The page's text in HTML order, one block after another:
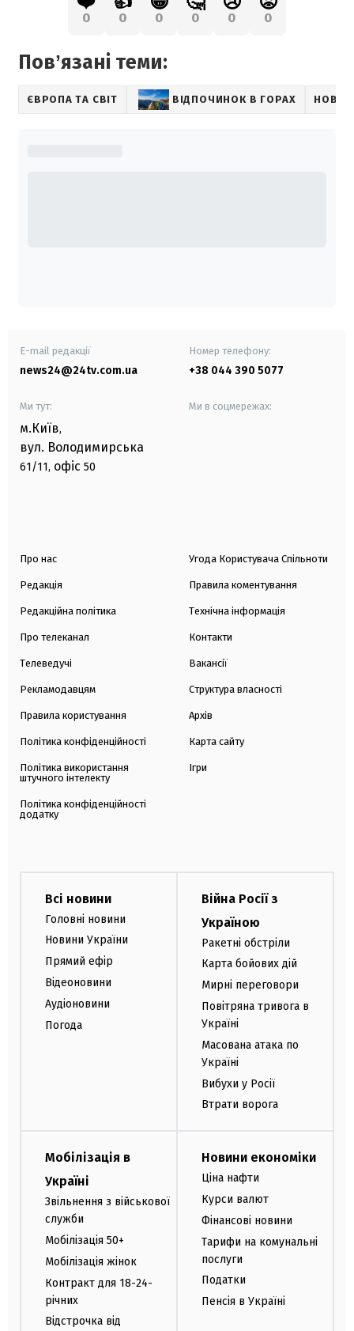
0 0 0 0 0 0
Повʼязані теми:
ЄВРОПА ТА СВІТ ВІДПОЧИНОК В ГОРАХ
E-mail редакції
news24@24tv.com.ua
Номер телефону:
+38 044 390 5077
Ми тут:
м.Київ,
вул. Володимирська
61/11, офіс 50
Ми в соцмережах:
Про нас
Редакція
Редакційна політика
Про телеканал
Телеведучі
Рекламодавцям
Правила користування
Політика конфіденційності
Політика використання
штучного інтелекту
Політика конфіденційності
додатку
Угода Користувача Спільноти
Правила коментування
Технічна інформація
Контакти
Вакансії
Структура власності
Архів
Карта сайту
Ігри
Всі новини
Головні новини
Новини України
Прямий ефір
Відеоновини
Аудіоновини
Погода
Війна Росії з
Україною
Ракетні обстріли
Карта бойових дій
Мирні переговори
Повітряна тривога в
Україні
Масована атака по
Україні
Вибухи у Росії
Втрати ворога
Мобілізація в
Україні
Звільнення з військової
служби
Мобілізація 50+
Мобілізація жінок
Контракт для 18-24-
річних
Відстрочка від
Новини економіки
Ціна нафти
Курси валют
Фінансові новини
Тарифи на комунальні
послуги
Податки
Пенсія в Україні